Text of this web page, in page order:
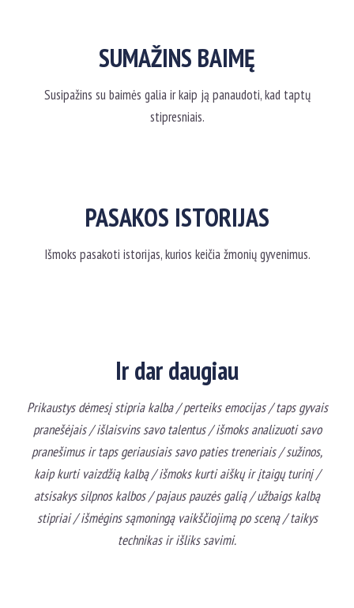
SUMAŽINS BAIMĘ
Susipažins su baimės galia ir kaip ją panaudoti, kad taptų
stipresniais.
PASAKOS ISTORIJAS
Išmoks pasakoti istorijas, kurios keičia žmonių gyvenimus.
Ir dar daugiau
Prikaustys dėmesį stipria kalba / perteiks emocijas / taps gyvais
pranešėjais / išlaisvins savo talentus / išmoks analizuoti savo
pranešimus ir taps geriausiais savo paties treneriais / sužinos,
kaip kurti vaizdžią kalbą / išmoks kurti aiškų ir įtaigų turinį /
atsisakys silpnos kalbos / pajaus pauzės galią / užbaigs kalbą
stipriai / išmėgins sąmoningą vaikščiojimą po sceną / taikys
technikas ir išliks savimi.